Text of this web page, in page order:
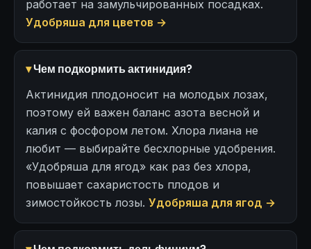
работает на замульчированных посадках.
Удобряша для цветов →
Чем подкормить актинидия?
Актинидия плодоносит на молодых лозах,
поэтому ей важен баланс азота весной и
калия с фосфором летом. Хлора лиана не
любит — выбирайте бесхлорные удобрения.
«Удобряша для ягод» как раз без хлора,
повышает сахаристость плодов и
зимостойкость лозы. Удобряша для ягод →